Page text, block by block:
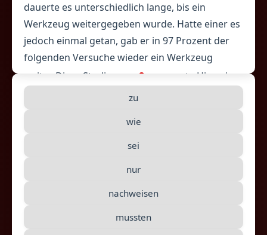
dauerte es unterschiedlich lange, bis ein
Werkzeug weitergegeben wurde. Hatte einer es
jedoch einmal getan, gab er in 97 Prozent der
folgenden Versuche wieder ein Werkzeug
weiter. Diese Studie
8
erste Hinweise
darauf, dass Schimpansen bei einer
gemeinsamen Aufgabe auf die Handlungen
ihres Partners Acht
Affen scheint bewusst zu sein, dass ihr
Artgenosse wichtig ist, um an die Trauben zu
kommen. Daraus schließen die Forscher: Genau
möglich, strategisch zusammenzuarbeiten.
zu
wie
sei
nur
nachweisen
mussten